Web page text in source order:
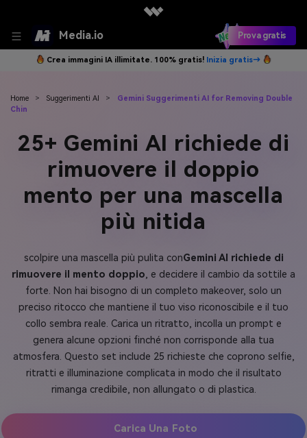
Media.io Prova gratis
Crea immagini IA illimitate. 100% gratis! Inizia gratis→
Home > Suggerimenti AI >
Gemini Suggerimenti AI for Removing Double
Chin
25+ Gemini AI richiede di
rimuovere il doppio
mento per una mascella
più nitida
scolpire una mascella più pulita conGemini AI richiede di
rimuovere il mento doppio, e decidere il cambio da sottile a
forte. Non hai bisogno di un completo makeover, solo un
preciso ritocco che mantiene il tuo viso riconoscibile e il tuo
collo sembra reale. Carica un ritratto, incolla un prompt e
genera alcune opzioni finché non corrisponde alla tua
atmosfera. Questo set include 25 richieste che coprono selfie,
ritratti e illuminazione complicata in modo che il risultato
rimanga credibile, non allungato o di plastica.
Carica Una Foto